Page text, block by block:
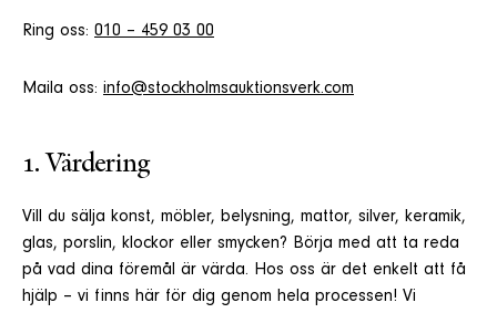
Ring oss: 010 – 459 03 00
Maila oss: info@stockholmsauktionsverk.com
1. Värdering
Vill du sälja konst, möbler, belysning, mattor, silver, keramik,
glas, porslin, klockor eller smycken? Börja med att ta reda
på vad dina föremål är värda. Hos oss är det enkelt att få
hjälp – vi finns här för dig genom hela processen! Vi